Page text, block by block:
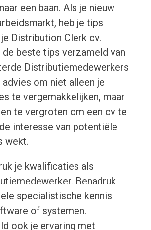
een baan. Als je nieuw
heb je tips
Distribution Clerk cv.
de beste tips verzameld van
Distributiemedewerkers
advies om niet alleen je
te vergemakkelijken, maar
te vergroten om een cv te
interesse van potentiële
wekt.
je kwalificaties als
Benadruk
specialistische kennis
of systemen.
ook je ervaring met